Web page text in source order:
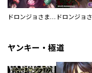
ドロンジョさまは転生しても悪役令嬢のままだった
ヤンキー・極道